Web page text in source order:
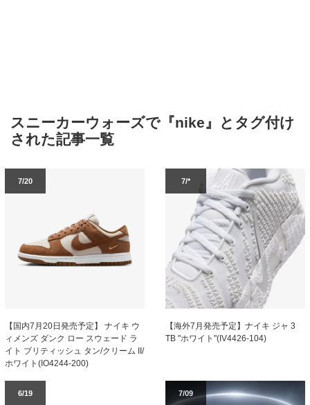
スニーカーウォーズで『nike』とタグ付け
された記事一覧
7/20
【国内7月20日発売予定】 ナイキ ウ
ィメンズ ダンク ロー スウェード ラ
イト ブリティッシュ タン/クリーム II/
ホワイト(IO4244-200)
7/*
【海外7月発売予定】ナイキ ジャ 3
TB "ホワイト"(IV4426-104)
6/19 7/09